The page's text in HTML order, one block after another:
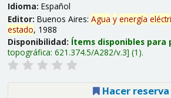
Idioma: Español
Editor: Buenos Aires: Agua y energía
estado, 1988
Disponibilidad: Ítems disponibles para
topográfica: 621.374.5/A282/v.3 (1).
Hacer reserva